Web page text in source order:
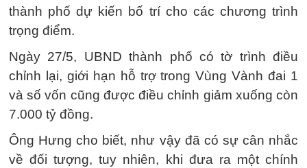
thành phố dự kiến bố trí cho các chương trình
trọng điểm.
Ngày 27/5, UBND thành phố có tờ trình điều
chỉnh lại, giới hạn hỗ trợ trong Vùng Vành đai 1
và số vốn cũng được điều chỉnh giảm xuống còn
7.000 tỷ đồng.
Ông Hưng cho biết, như vậy đã có sự cân nhắc
về đối tượng, tuy nhiên, khi đưa ra một chính